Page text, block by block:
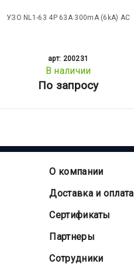
УЗО NL1-63 4P 63A 300mA (6kA) АС
арт: 200231
В наличии
По запросу
О компании
Доставка и оплата
Cертификаты
Партнеры
Сотрудники